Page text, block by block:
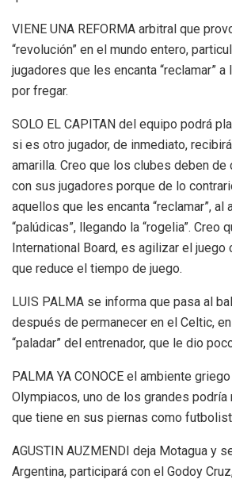
VIENE UNA REFORMA arbitral que
“revolución” en el mundo entero,
jugadores que les encanta “reclamar” a
por fregar.
SOLO EL CAPITAN del equipo podrá
si es otro jugador, de inmediato,
amarilla. Creo que los clubes deben de
con sus jugadores porque de lo
aquellos que les encanta “reclamar”, al
“palúdicas”, llegando la “rogelia”. Creo
International Board, es agilizar el juego
que reduce el tiempo de juego.
LUIS PALMA se informa que pasa al
después de permanecer en el Celtic,
“paladar” del entrenador, que le dio
PALMA YA CONOCE el ambiente
Olympiacos, uno de los grandes podría
que tiene en sus piernas como
AGUSTIN AUZMENDI deja Motagua y
Argentina, participará con el Godoy